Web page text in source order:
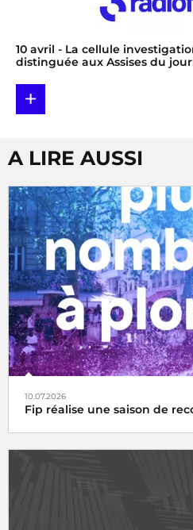
10 avril - La cellule
distinguée aux Assises du
+
A LIRE AUSSI
10.07.2026
Fip réalise une saison de